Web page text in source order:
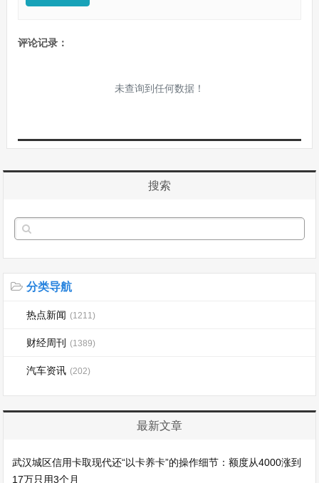
评论记录：
未查询到任何数据！
搜索
分类导航
热点新闻 (1211)
财经周刊 (1389)
汽车资讯 (202)
最新文章
武汉城区信用卡取现代还“以卡养卡”的操作细节：额度从4000涨到
17万只用3个月